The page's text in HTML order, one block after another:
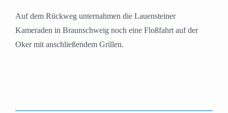
Auf dem Rückweg unternahmen die Lauensteiner
Kameraden in Braunschweig noch eine Floßfahrt auf der
Oker mit anschließendem Grillen.